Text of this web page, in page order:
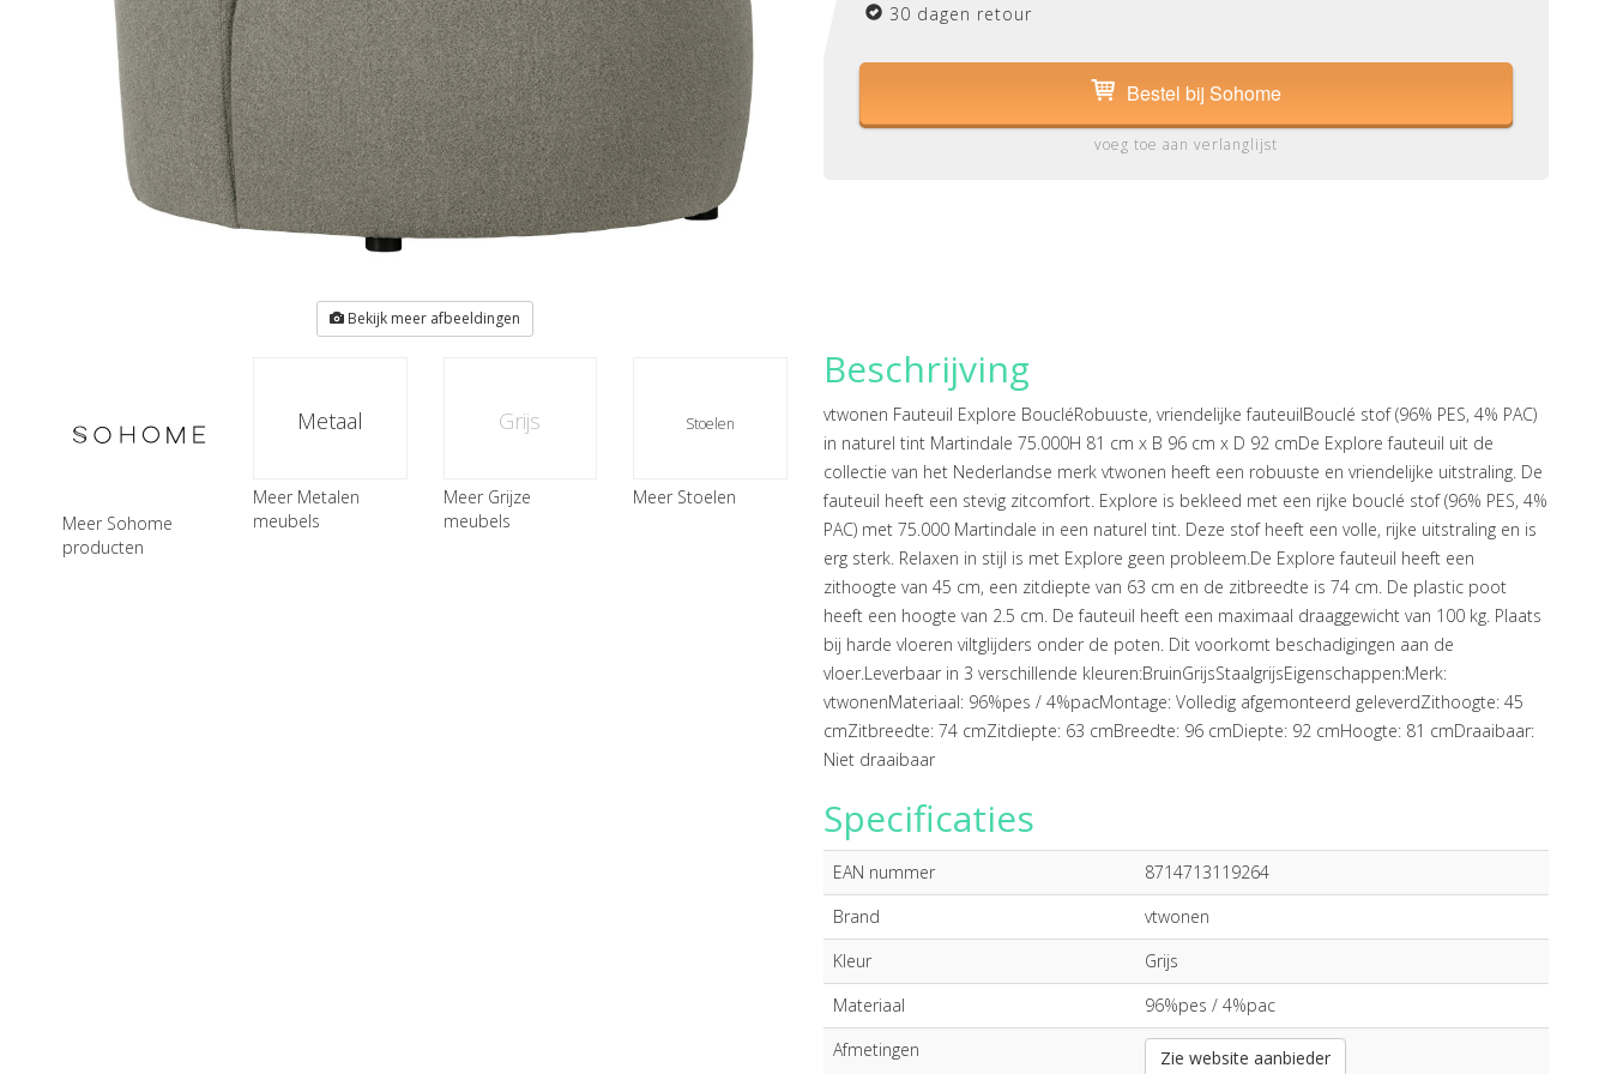
Bekijk meer afbeeldingen
30 dagen retour
Bestel bij Sohome
voeg toe aan verlanglijst
Meer Sohome
producten
Metaal
Meer Metalen
meubels
Grijs
Meer Grijze
meubels
Stoelen
Meer Stoelen
Beschrijving
vtwonen Fauteuil Explore BoucléRobuuste, vriendelijke fauteuilBouclé stof (96% PES, 4% PAC)
in naturel tint Martindale 75.000H 81 cm x B 96 cm x D 92 cmDe Explore fauteuil uit de
collectie van het Nederlandse merk vtwonen heeft een robuuste en vriendelijke uitstraling. De
fauteuil heeft een stevig zitcomfort. Explore is bekleed met een rijke bouclé stof (96% PES, 4%
PAC) met 75.000 Martindale in een naturel tint. Deze stof heeft een volle, rijke uitstraling en is
erg sterk. Relaxen in stijl is met Explore geen probleem.De Explore fauteuil heeft een
zithoogte van 45 cm, een zitdiepte van 63 cm en de zitbreedte is 74 cm. De plastic poot
heeft een hoogte van 2.5 cm. De fauteuil heeft een maximaal draaggewicht van 100 kg. Plaats
bij harde vloeren viltglijders onder de poten. Dit voorkomt beschadigingen aan de
vloer.Leverbaar in 3 verschillende kleuren:BruinGrijsStaalgrijsEigenschappen:Merk:
vtwonenMateriaal: 96%pes / 4%pacMontage: Volledig afgemonteerd geleverdZithoogte: 45
cmZitbreedte: 74 cmZitdiepte: 63 cmBreedte: 96 cmDiepte: 92 cmHoogte: 81 cmDraaibaar:
Niet draaibaar
Specificaties
EAN nummer
8714713119264
Brand
vtwonen
Kleur
Grijs
Materiaal
96%pes / 4%pac
Afmetingen
Zie website aanbieder